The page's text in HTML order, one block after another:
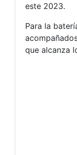
este 2023.
Para la
que alcanza